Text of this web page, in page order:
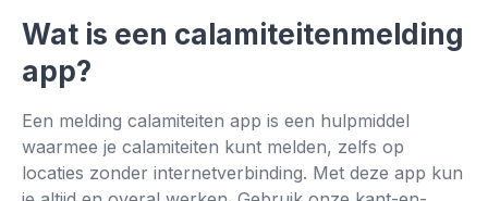
Wat is een calamiteitenmelding
app?
Een melding calamiteiten app is een hulpmiddel
waarmee je calamiteiten kunt melden, zelfs op
locaties zonder internetverbinding. Met deze app kun